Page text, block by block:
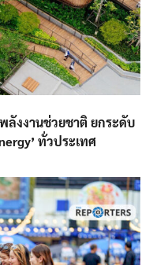
งงานช่วยชาติ ยกระดับ
ทั่วประเทศ